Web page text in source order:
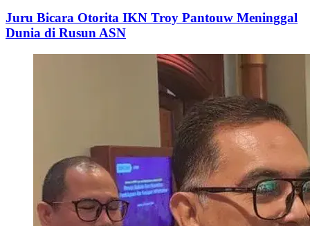
Juru Bicara Otorita IKN Troy Pantouw Meninggal
Dunia di Rusun ASN